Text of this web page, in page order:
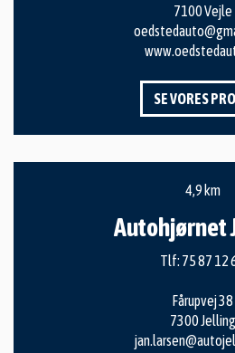
7100 Vejle
SE VORES
4,9 km
Autohjørnet
Tlf: 75 87 12
Fårupvej 38
7300 Jelling